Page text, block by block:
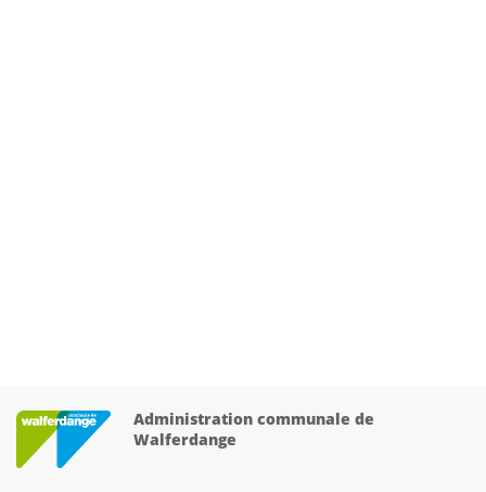
Administration communale de
Walferdange